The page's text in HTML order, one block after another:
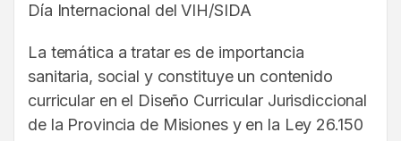
Día Internacional del VIH/SIDA
La temática a tratar es de importancia
sanitaria, social y constituye un contenido
curricular en el Diseño Curricular Jurisdiccional
de la Provincia de Misiones y en la Ley 26.150